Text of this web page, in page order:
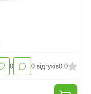
0 0 відгуків0.0